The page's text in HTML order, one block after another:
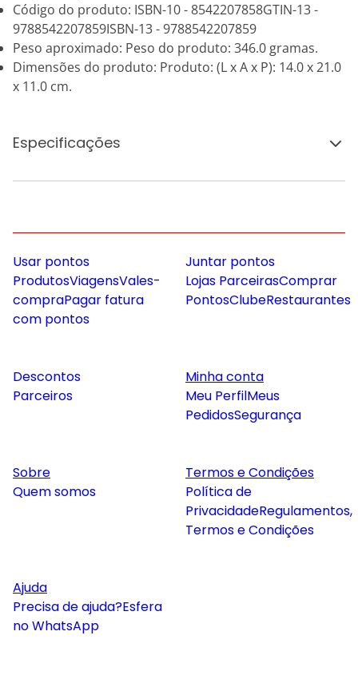
Código do produto: ISBN-10 - 8542207858GTIN-13 -
9788542207859ISBN-13 - 9788542207859
Peso aproximado: Peso do produto: 346.0 gramas.
Dimensões do produto: Produto: (L x A x P): 14.0 x 21.0
x 11.0 cm.
Especificações
Usar pontos
ProdutosViagensVales-
compraPagar fatura
com pontos
Juntar pontos
Lojas ParceirasComprar
PontosClubeRestaurantes
Descontos
Parceiros
Minha conta
Meu PerfilMeus
PedidosSegurança
Sobre
Quem somos
Termos e Condições
Política de
PrivacidadeRegulamentos,
Termos e Condições
Ajuda
Precisa de ajuda?Esfera
no WhatsApp